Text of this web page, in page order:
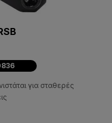
για σταθερές